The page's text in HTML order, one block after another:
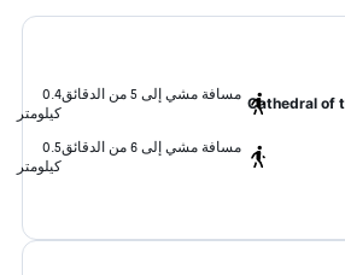
Cathedral of
مسافة مشي إلى 5 من الدقائق
0.4
كيلومتر
مسافة مشي إلى 6 من الدقائق
0.5
كيلومتر